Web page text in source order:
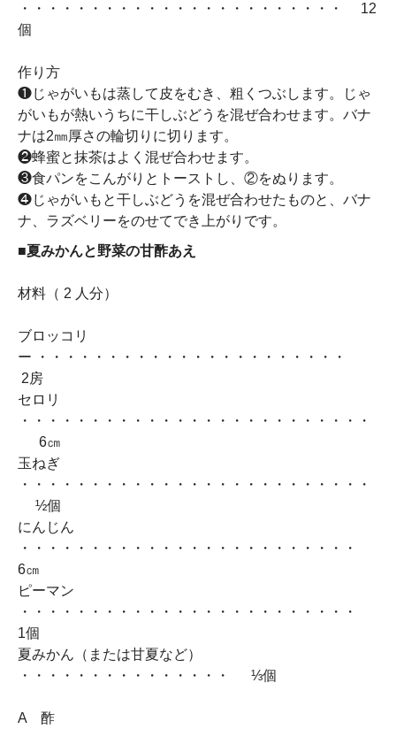
・・・・・・・・・・・・・・・・・・・・・・・ 12
個
作り方
❶じゃがいもは蒸して皮をむき、粗くつぶします。じゃ
がいもが熱いうちに干しぶどうを混ぜ合わせます。バナ
ナは2㎜厚さの輪切りに切ります。
❷蜂蜜と抹茶はよく混ぜ合わせます。
❸食パンをこんがりとトーストし、②をぬります。
❹じゃがいもと干しぶどうを混ぜ合わせたものと、バナ
ナ、ラズベリーをのせてでき上がりです。
■夏みかんと野菜の甘酢あえ
材料（ 2 人分）
ブロッコリ
ー ・・・・・・・・・・・・・・・・・・・・・・
2房
セロリ
・・・・・・・・・・・・・・・・・・・・・・・・・
6㎝
玉ねぎ
・・・・・・・・・・・・・・・・・・・・・・・・・
½個
にんじん
・・・・・・・・・・・・・・・・・・・・・・・・
6㎝
ピーマン
・・・・・・・・・・・・・・・・・・・・・・・・
1個
夏みかん（または甘夏など）
・・・・・・・・・・・・・・・ ⅓個
A 酢